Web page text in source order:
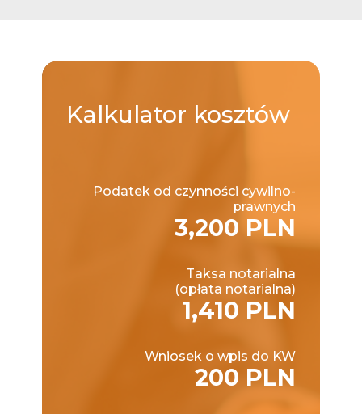
Kalkulator kosztów
Podatek od czynności cywilno-
prawnych
3,200 PLN
Taksa notarialna
(opłata notarialna)
1,410 PLN
Wniosek o wpis do KW
200 PLN